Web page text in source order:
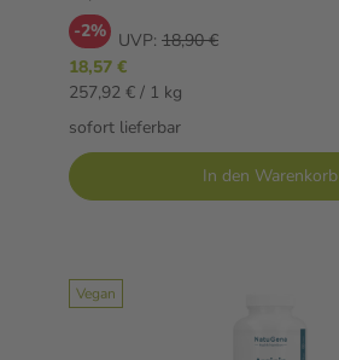
-2% UVP: 18,90 €
18,57 €
257,92 € / 1 kg
sofort lieferbar
In den Warenkorb
Vegan